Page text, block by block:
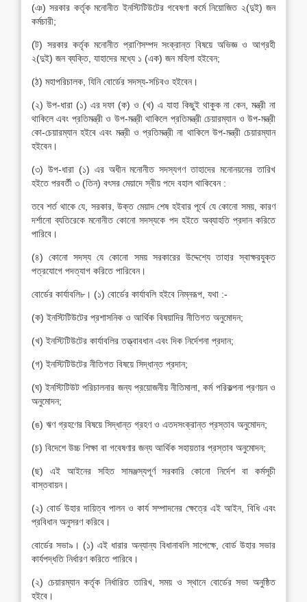
(ঞ) সরকার কর্তৃক মনোনীত ইনস্টিটিউটের গবেষণা কর্মে নিয়োজিত ২(দুই) জন
কর্মচারী;
(ট) সরকার কর্তৃক মনোনীত প্রাণিসম্পদ সংক্রান্ত বিষয়ে অভিজ্ঞ ও আগ্রহী
২(দুই) জন ব্যক্তি, যাহাদের মধ্যে ১ (এক) জন মহিলা হইবেন;
(ঠ) মহাপরিচালক, যিনি বোর্ডের সদস্য-সচিবও হইবেন।
(২) উপ-ধারা (১) এর দফা (ক) ও (খ) এ যাহা কিছুই থাকুক না কেন, মন্ত্রী না
থাকিলে এবং প্রতিমন্ত্রী ও উপ-মন্ত্রী থাকিলে প্রতিমন্ত্রী চেয়ারম্যান ও উপ-মন্ত্রী
কো-চেয়ারম্যান হইবে এবং মন্ত্রী ও প্রতিমন্ত্রী না থাকিলে উপ-মন্ত্রী চেয়ারম্যান
হইবেন।
(৩) উপ-ধারা (১) এর অধীন মনোনীত সদস্যগণ তাহাদের মনোনয়নের তারিখ
হইতে পরবর্তী ৩ (তিন) বৎসর মেয়াদে স্বীয় পদে বহাল থাকিবেন :
তবে শর্ত থাকে যে, সরকার, উক্ত মেয়াদ শেষ হইবার পূর্বে যে কোনো সময়, কারণ
দর্শানো ব্যতিরেকে মনোনীত কোনো সদস্যকে পদ হইতে অব্যাহতি প্রদান করিতে
পারিবে।
(৪) কোনো সদস্য যে কোনো সময় সরকারের উদ্দেশ্যে তাহার স্বাক্ষরযুক্ত
পত্রযোগে পদত্যাগ করিতে পারিবেন।
বোর্ডের কার্যাবলি৮। (১) বোর্ডের কার্যাবলি হইবে নিম্নরূপ, যথা :-
(ক) ইনস্টিটিউটের প্রশাসনিক ও আর্থিক বিষয়াদির নীতিগত অনুমোদন;
(খ) ইনস্টিটিউটের কার্যাবলির তত্ত্বাবধান এবং দিক নির্দেশনা প্রদান;
(গ) ইনস্টিটিউটের নীতিগত বিষয়ে সিদ্ধান্ত প্রদান;
(ঘ) ইনস্টিটিউট পরিচালনার জন্য প্রয়োজনীয় নীতিমালা, কর্ম পরিকল্পনা প্রণয়ন ও
অনুমোদন;
(ঙ) ঋণ গ্রহণের বিষয়ে সিদ্ধান্ত গ্রহণ ও এতদসংক্রান্ত প্রস্তাব অনুমোদন;
(চ) বিদেশে উচ্চ শিক্ষা বা গবেষণার জন্য আর্থিক সহায়তার প্রস্তাব অনুমোদন;
(ছ) এই আইনের সহিত সামঞ্জস্যপূর্ণ সরকারি কোনো নির্দেশ বা কর্মসূচী
বাস্তবায়ন।
(২) বোর্ড উহার দায়িত্ব পালন ও কার্য সম্পাদনের ক্ষেত্রে এই আইন, বিধি এবং
প্রবিধান অনুসরণ করিবে।
বোর্ডের সভা৯। (১) এই ধারার অন্যান্য বিধানাবলি সাপেক্ষে, বোর্ড উহার সভার
কার্যপদ্ধতি নির্ধারণ করিতে পারিবে।
(২) চেয়ারম্যান কর্তৃক নির্ধারিত তারিখ, সময় ও স্থানে বোর্ডের সভা অনুষ্ঠিত
হইবে।